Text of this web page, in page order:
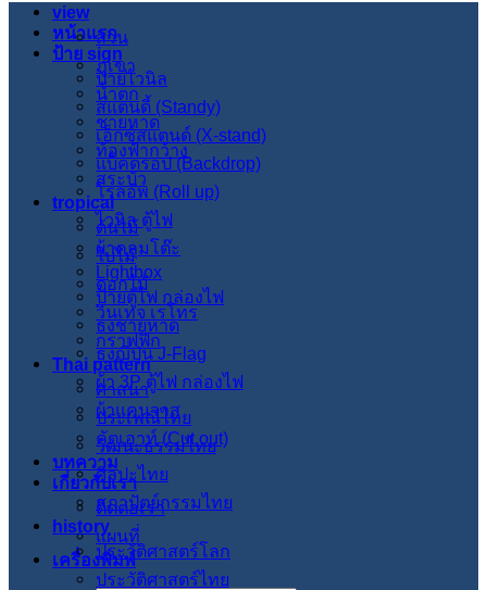
หน้าแรก
ป้าย sign
ป้ายไวนิล
สแตนดี้ (Standy)
เอ็กซ์สแตนด์ (X-stand)
แบ็คดรอป (Backdrop)
โรลอัพ (Roll up)
ไวนิล ตู้ไฟ
ผ้าคลุมโต๊ะ
Lightbox
ป้ายตู้ไฟ กล่องไฟ
ธงชายหาด
ธงญี่ปุ่น J-Flag
ผ้า 3P ตู้ไฟ กล่องไฟ
ผ้าแคนวาส
คัตเอาท์ (Cut out)
บทความ
เกี่ยวกับเรา
ติดต่อเรา
แผนที่
เครื่องพิมพ์
view
สวน
ภูเขา
น้ำตก
ชายหาด
ท้องฟ้ากว้าง
สระบัว
tropical
ต้นไม้
ใบไม้
ดอกไม้
วินเทจ เรโทร
กราฟฟิก
Thai pattern
ศาสนา
ประเพณีไทย
วัฒนะธรรมไทย
ศิลปะไทย
สภาปัตย์กรรมไทย
history
ประวัติศาสตร์โลก
ประวัติศาสตร์ไทย